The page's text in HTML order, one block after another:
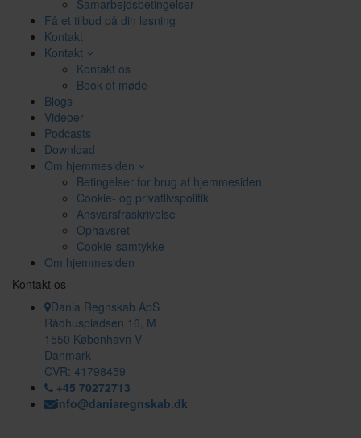
Samarbejdsbetingelser
Få et tilbud på din løsning
Kontakt
Kontakt
Kontakt os
Book et møde
Blogs
Videoer
Podcasts
Download
Om hjemmesiden
Betingelser for brug af hjemmesiden
Cookie- og privatlivspolitik
Ansvarsfraskrivelse
Ophavsret
Cookie-samtykke
Om hjemmesiden
Kontakt os
Dania Regnskab ApS
Rådhuspladsen 16, M
1550 København V
Danmark
CVR: 41798459
+45 70272713
info@daniaregnskab.dk